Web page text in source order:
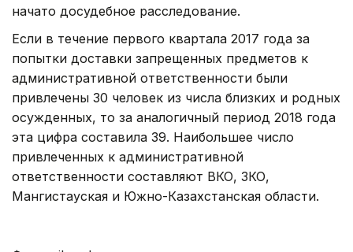
начато досудебное расследование.
Если в течение первого квартала 2017 года за
попытки доставки запрещенных предметов к
административной ответственности были
привлечены 30 человек из числа близких и родных
осужденных, то за аналогичный период 2018 года
эта цифра составила 39. Наибольшее число
привлеченных к административной
ответственности составляют ВКО, ЗКО,
Мангистауская и Южно-Казахстанская области.